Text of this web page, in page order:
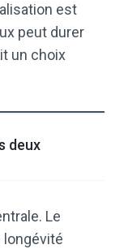
est
peut durer
un choix
deux
Le
longévité